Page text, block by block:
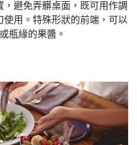
避免弄髒桌面，既可用作調
用。特殊形狀的前端，可以
瓶緣的果醬。